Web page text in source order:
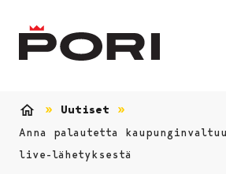
Uutiset
Anna palautetta
live-lähetyksestä